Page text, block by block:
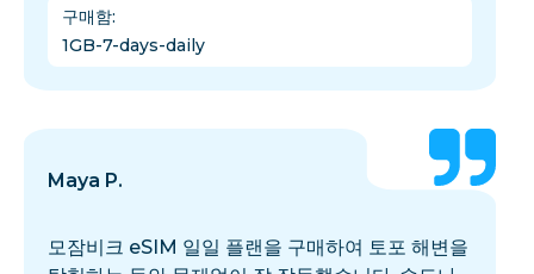
구매함:
1GB-7-days-daily
Maya P.
모잠비크 eSIM 일일 플랜을 구매하여 토포 해변을